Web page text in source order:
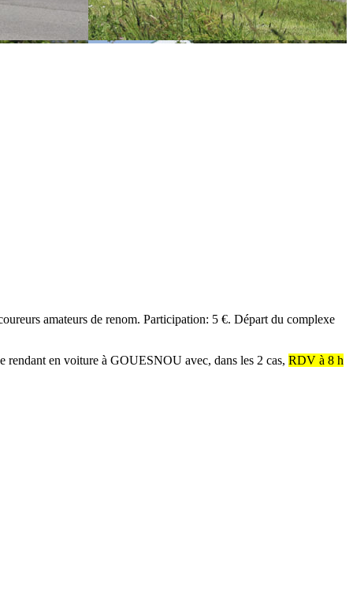
amateurs de renom. Participation: 5 €. Départ du complexe
rendant en voiture à GOUESNOU avec, dans les 2 cas, RDV à 8 h